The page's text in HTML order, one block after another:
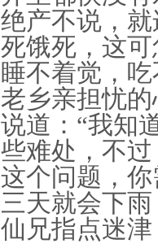
绝产不说，
死饿死，这
睡不着觉，
老乡亲担忧
说道：“我知
些难处，不
这个问题，
三天就会下
仙兄指点迷